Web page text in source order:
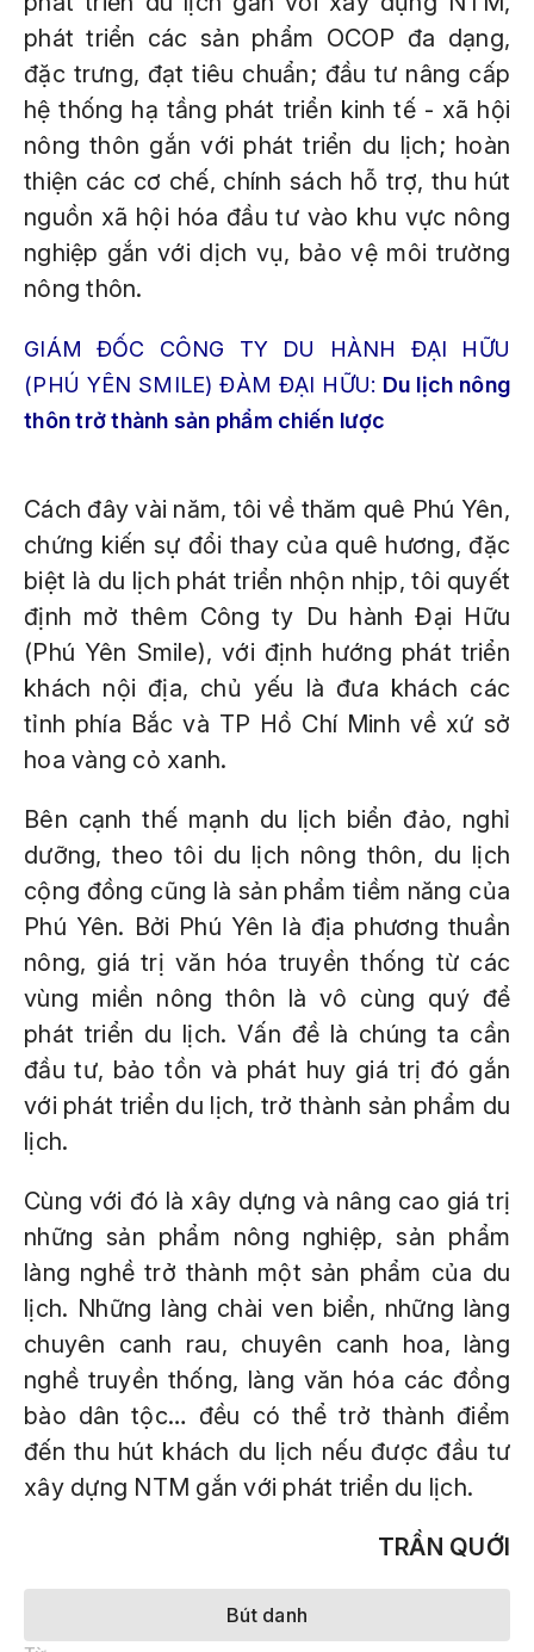
phát triển các sản phẩm OCOP đa dạng,
đặc trưng, đạt tiêu chuẩn; đầu tư nâng cấp
hệ thống hạ tầng phát triển kinh tế - xã hội
nông thôn gắn với phát triển du lịch; hoàn
thiện các cơ chế, chính sách hỗ trợ, thu hút
nguồn xã hội hóa đầu tư vào khu vực nông
nghiệp gắn với dịch vụ, bảo vệ môi trường
nông thôn.
GIÁM ĐỐC CÔNG TY DU HÀNH ĐẠI HỮU
(PHÚ YÊN SMILE) ĐÀM ĐẠI HỮU: Du lịch nông
thôn trở thành sản phẩm chiến lược
Cách đây vài năm, tôi về thăm quê Phú Yên,
chứng kiến sự đổi thay của quê hương, đặc
biệt là du lịch phát triển nhộn nhịp, tôi quyết
định mở thêm Công ty Du hành Đại Hữu
(Phú Yên Smile), với định hướng phát triển
khách nội địa, chủ yếu là đưa khách các
tỉnh phía Bắc và TP Hồ Chí Minh về xứ sở
hoa vàng cỏ xanh.
Bên cạnh thế mạnh du lịch biển đảo, nghỉ
dưỡng, theo tôi du lịch nông thôn, du lịch
cộng đồng cũng là sản phẩm tiềm năng của
Phú Yên. Bởi Phú Yên là địa phương thuần
nông, giá trị văn hóa truyền thống từ các
vùng miền nông thôn là vô cùng quý để
phát triển du lịch. Vấn đề là chúng ta cần
đầu tư, bảo tồn và phát huy giá trị đó gắn
với phát triển du lịch, trở thành sản phẩm du
lịch.
Cùng với đó là xây dựng và nâng cao giá trị
những sản phẩm nông nghiệp, sản phẩm
làng nghề trở thành một sản phẩm của du
lịch. Những làng chài ven biển, những làng
chuyên canh rau, chuyên canh hoa, làng
nghề truyền thống, làng văn hóa các đồng
bào dân tộc… đều có thể trở thành điểm
đến thu hút khách du lịch nếu được đầu tư
xây dựng NTM gắn với phát triển du lịch.
TRẦN QUỚI
Bút danh